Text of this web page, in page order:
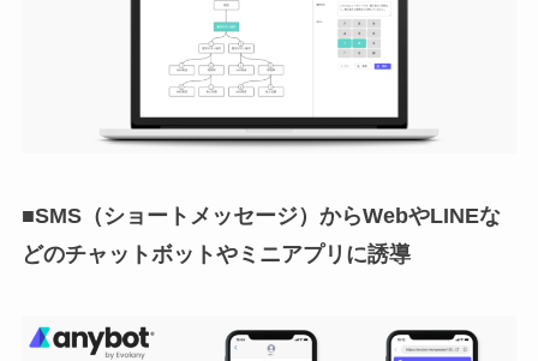
■SMS（ショートメッセージ）からWebやLINEな
どのチャットボットやミニアプリに誘導